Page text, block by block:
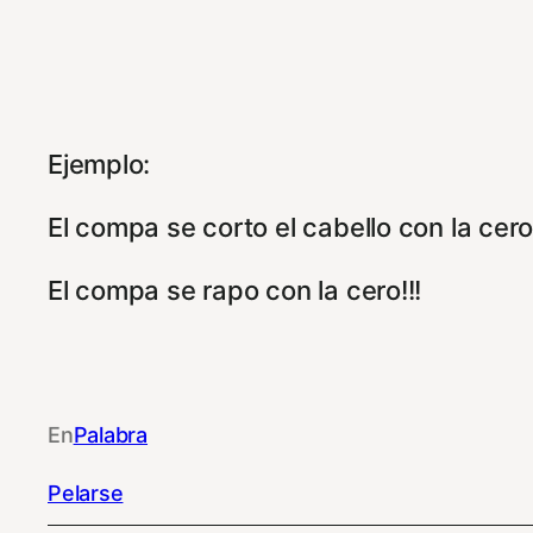
Ejemplo:
El compa se corto el cabello con la
El compa se rapo con la cero!!!
EnPalabra
Pelarse